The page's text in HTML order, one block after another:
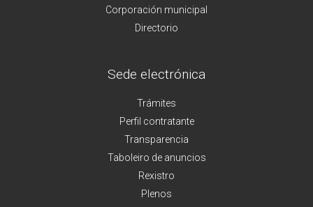
Corporación municipal
Directorio
Sede electrónica
Trámites
Perfil contratante
Transparencia
Taboleiro de anuncios
Rexistro
Plenos